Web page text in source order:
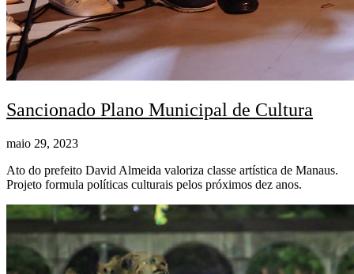
Sancionado Plano Municipal de Cultura
maio 29, 2023
Ato do prefeito David Almeida valoriza classe artística de Manaus.
Projeto formula políticas culturais pelos próximos dez anos.